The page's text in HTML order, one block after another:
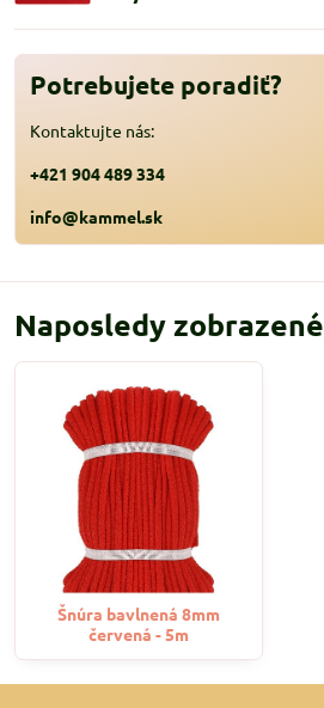
Potrebujete poradiť?
Kontaktujte nás:
+421 904 489 334
info@kammel.sk
Naposledy zobrazené
Šnúra bavlnená 8mm
červená - 5m